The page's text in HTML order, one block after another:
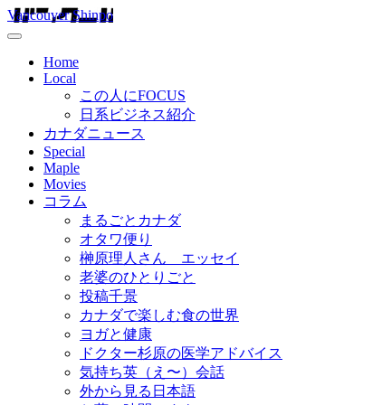
Vancouver Shinpo
Home
Local
この人にFOCUS
日系ビジネス紹介
カナダニュース
Special
Maple
Movies
コラム
まるごとカナダ
オタワ便り
榊原理人さん エッセイ
老婆のひとりごと
投稿千景
カナダで楽しむ食の世界
ヨガと健康
ドクター杉原の医学アドバイス
気持ち英（え〜）会話
外から見る日本語